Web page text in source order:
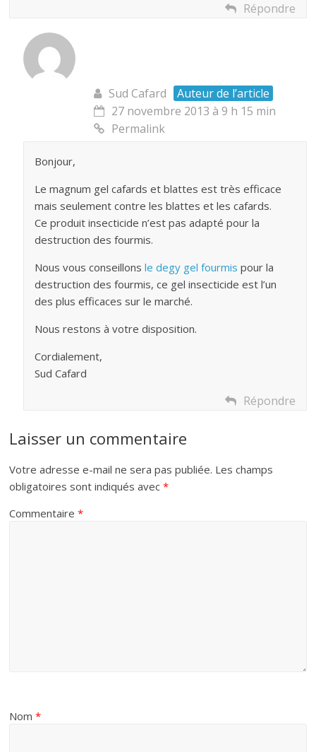
Répondre
Sud Cafard
Auteur de l’article
27 novembre 2013 à 9 h 15 min
Permalink
Bonjour,
Le magnum gel cafards et blattes est très efficace
mais seulement contre les blattes et les cafards.
Ce produit insecticide n’est pas adapté pour la
destruction des fourmis.
Nous vous conseillonsle degy gel fourmispour la
destruction des fourmis, ce gel insecticide est l’un
des plus efficaces sur le marché.
Nous restons à votre disposition.
Cordialement,
Sud Cafard
Répondre
Laisser un commentaire
Votre adresse e-mail ne sera pas publiée. Les champs
obligatoires sont indiqués avec*
Commentaire*
Nom*